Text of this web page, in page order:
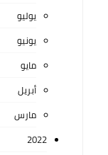
يوليو
يونيو
مايو
أبريل
مارس
2022